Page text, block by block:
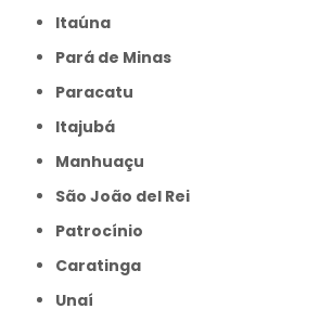
Itaúna
Pará de Minas
Paracatu
Itajubá
Manhuaçu
São João del Rei
Patrocínio
Caratinga
Unaí